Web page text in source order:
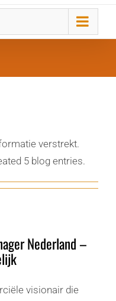
verstrekt.
5 blog entries.
Nederland –
visionair die